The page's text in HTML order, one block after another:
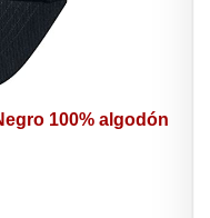
100% algodón